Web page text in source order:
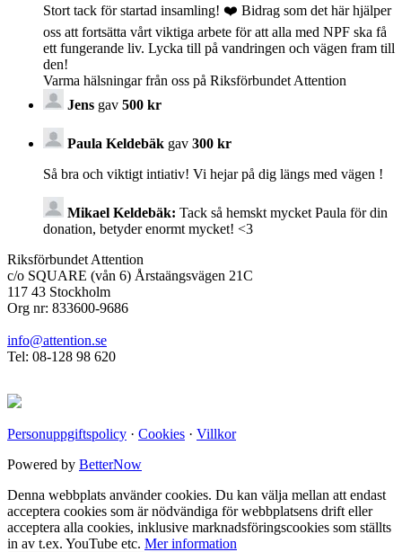
Stort tack för startad insamling! ❤️ Bidrag som det här hjälper
oss att fortsätta vårt viktiga arbete för att alla med NPF ska få
ett fungerande liv. Lycka till på vandringen och vägen fram till
den!
Varma hälsningar från oss på Riksförbundet Attention
Jens gav 500 kr
Paula Keldebäk gav 300 kr
Så bra och viktigt intiativ! Vi hejar på dig längs med vägen !
Mikael Keldebäk: Tack så hemskt mycket Paula för din
donation, betyder enormt mycket! <3
Riksförbundet Attention
c/o SQUARE (vån 6) Årstaängsvägen 21C
117 43 Stockholm
Org nr: 833600-9686
info@attention.se
Tel: 08-128 98 620
Personuppgiftspolicy · Cookies · Villkor
Powered by BetterNow
Denna webbplats använder cookies. Du kan välja mellan att endast
acceptera cookies som är nödvändiga för webbplatsens drift eller
acceptera alla cookies, inklusive marknadsföringscookies som ställts
in av t.ex. YouTube etc. Mer information